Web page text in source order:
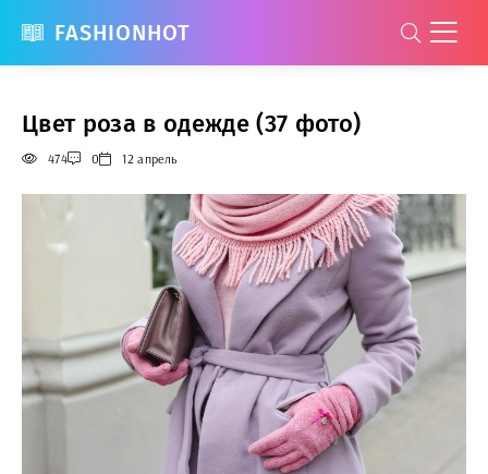
FASHIONHOT
Цвет роза в одежде (37 фото)
474 0 12 апрель